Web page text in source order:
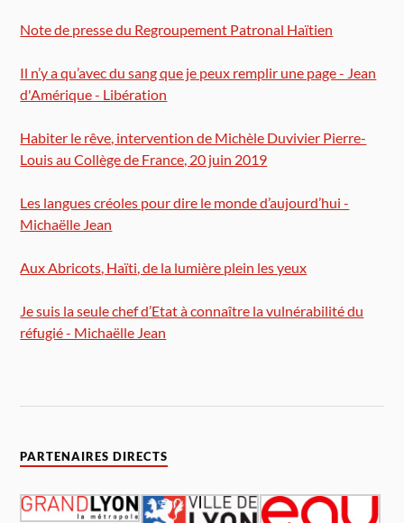
Note de presse du Regroupement Patronal Haïtien
Il n’y a qu’avec du sang que je peux remplir une page - Jean
d'Amérique - Libération
Habiter le rêve, intervention de Michèle Duvivier Pierre-
Louis au Collège de France, 20 juin 2019
Les langues créoles pour dire le monde d’aujourd’hui -
Michaëlle Jean
Aux Abricots, Haïti, de la lumière plein les yeux
Je suis la seule chef d’Etat à connaître la vulnérabilité du
réfugié - Michaëlle Jean
PARTENAIRES DIRECTS